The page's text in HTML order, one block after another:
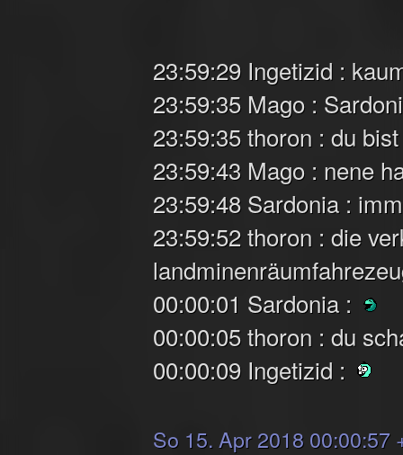
23:59:29 Ingetizid :
23:59:35 Mago :
23:59:35 thoron : du
23:59:43 Mago : nene
23:59:48 Sardonia :
23:59:52 thoron : die
00:00:01 Sardonia :
00:00:05 thoron : du
00:00:09 Ingetizid :
So 15. Apr 2018 00:00:57